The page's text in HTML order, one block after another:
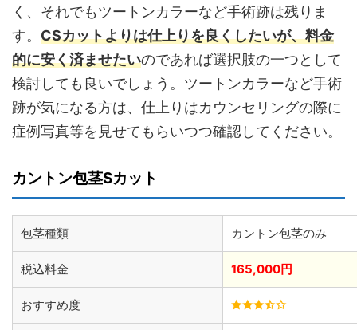
く、それでもツートンカラーなど手術跡は残りま
す。 CSカットよりは仕上りを良くしたいが、料金
的に安く済ませたいのであれば選択肢の一つとして
検討しても良いでしょう。ツートンカラーなど手術
跡が気になる方は、仕上りはカウンセリングの際に
症例写真等を見せてもらいつつ確認してください。
カントン包茎Sカット
包茎種類 カントン包茎のみ
税込料金 165,000円
おすすめ度